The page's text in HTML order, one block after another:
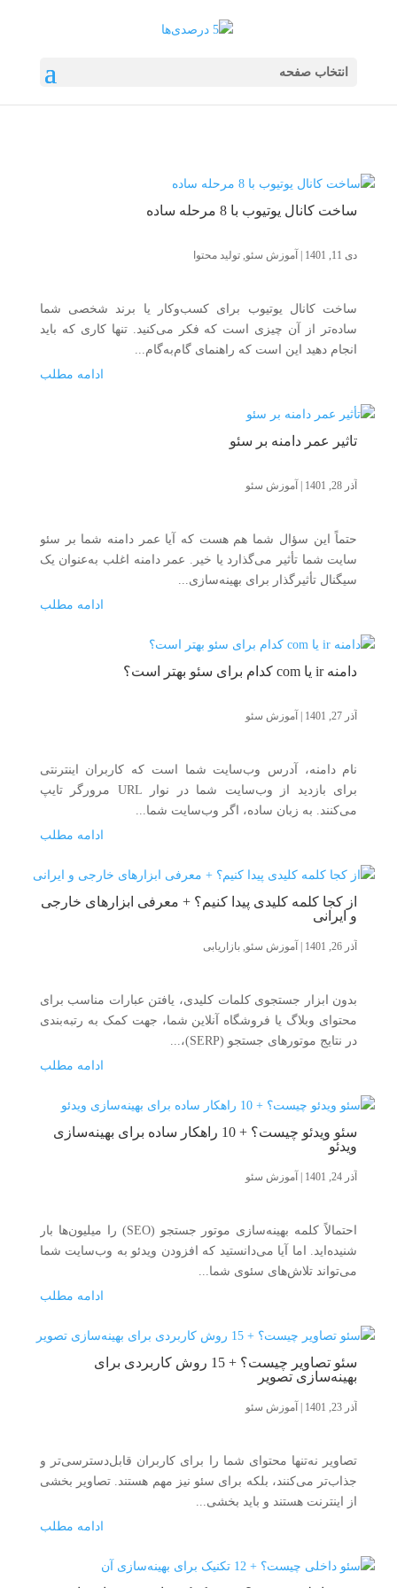
انتخاب صفحه
ساخت کانال یوتیوب با 8 مرحله ساده
دی 11, 1401 آموزش سئو, تولید محتوا
ساخت کانال یوتیوب برای کسب‌وکار یا برند شخصی شما
ساده‌تر از آن چیزی است که فکر می‌کنید. تنها کاری که باید
انجام دهید این است که راهنمای گام‌به‌گام...
ادامه مطلب
تأثیر عمر دامنه بر سئو
آذر 28, 1401 آموزش سئو
حتماً این سؤال شما هم هست که آیا عمر دامنه شما بر سئو
سایت شما تأثیر می‌گذارد یا خیر. عمر دامنه اغلب به‌عنوان یک
سیگنال تأثیرگذار برای بهینه‌سازی...
ادامه مطلب
دامنه ir یا com کدام برای سئو بهتر است؟
آذر 27, 1401 آموزش سئو
نام دامنه، آدرس وب‌سایت شما است که کاربران اینترنتی
برای بازدید از وب‌سایت شما در نوار URL مرورگر تایپ
می‌کنند. به زبان ساده، اگر وب‌سایت شما...
ادامه مطلب
از کجا کلمه کلیدی پیدا کنیم؟ + معرفی ابزارهای خارجی
و ایرانی
آذر 26, 1401 آموزش سئو, بازاریابی
بدون ابزار جستجوی کلمات کلیدی، یافتن عبارات مناسب برای
محتوای وبلاگ یا فروشگاه آنلاین شما، جهت کمک به رتبه‌بندی
در نتایج موتورهای جستجو (SERP)،...
ادامه مطلب
سئو ویدئو چیست؟ + 10 راهکار ساده برای بهینه‌سازی
ویدئو
آذر 24, 1401 آموزش سئو
احتمالاً کلمه بهینه‌سازی موتور جستجو (SEO) را میلیون‌ها بار
شنیده‌اید. اما آیا می‌دانستید که افزودن ویدئو به وب‌سایت شما
می‌تواند تلاش‌های سئوی شما...
ادامه مطلب
سئو تصاویر چیست؟ + 15 روش کاربردی برای
بهینه‌سازی تصویر
آذر 23, 1401 آموزش سئو
تصاویر نه‌تنها محتوای شما را برای کاربران قابل‌دسترسی‌تر و
جذاب‌تر می‌کنند، بلکه برای سئو نیز مهم هستند. تصاویر بخشی
از اینترنت هستند و باید بخشی...
ادامه مطلب